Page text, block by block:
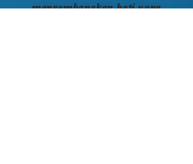
mengembangkan hati yang